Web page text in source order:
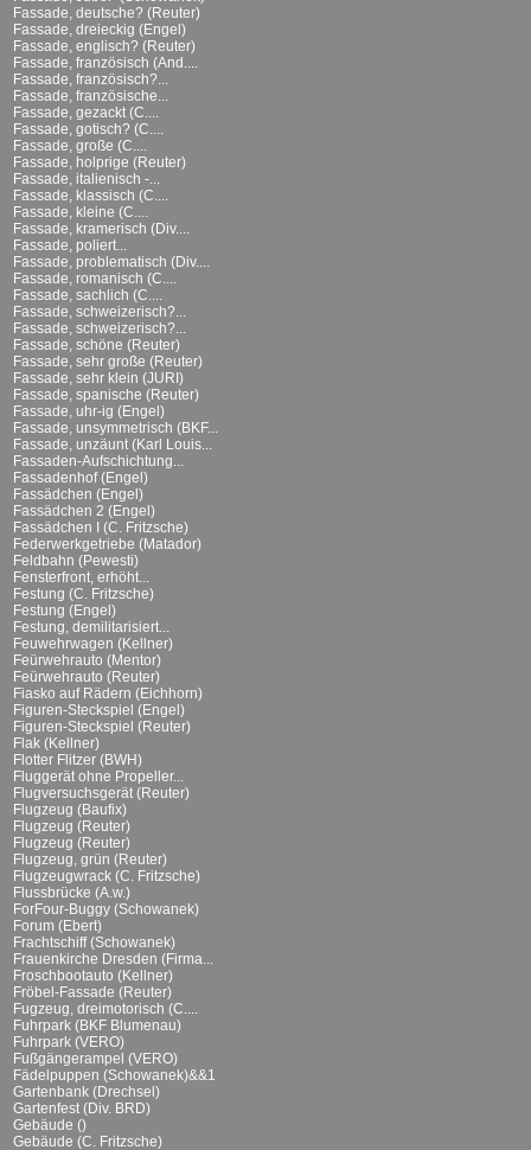
Fassade, deutsche? (Reuter)
Fassade, dreieckig (Engel)
Fassade, englisch? (Reuter)
Fassade, französisch (And....
Fassade, französisch?...
Fassade, französische...
Fassade, gezackt (C....
Fassade, gotisch? (C....
Fassade, große (C....
Fassade, holprige (Reuter)
Fassade, italienisch -...
Fassade, klassisch (C....
Fassade, kleine (C....
Fassade, kramerisch (Div....
Fassade, poliert...
Fassade, problematisch (Div....
Fassade, romanisch (C....
Fassade, sachlich (C....
Fassade, schweizerisch?...
Fassade, schweizerisch?...
Fassade, schöne (Reuter)
Fassade, sehr große (Reuter)
Fassade, sehr klein (JURI)
Fassade, spanische (Reuter)
Fassade, uhr-ig (Engel)
Fassade, unsymmetrisch (BKF...
Fassade, unzäunt (Karl Louis...
Fassaden-Aufschichtung...
Fassadenhof (Engel)
Fassädchen (Engel)
Fassädchen 2 (Engel)
Fassädchen I (C. Fritzsche)
Federwerkgetriebe (Matador)
Feldbahn (Pewesti)
Fensterfront, erhöht...
Festung (C. Fritzsche)
Festung (Engel)
Festung, demilitarisiert...
Feuwehrwagen (Kellner)
Feürwehrauto (Mentor)
Feürwehrauto (Reuter)
Fiasko auf Rädern (Eichhorn)
Figuren-Steckspiel (Engel)
Figuren-Steckspiel (Reuter)
Flak (Kellner)
Flotter Flitzer (BWH)
Fluggerät ohne Propeller...
Flugversuchsgerät (Reuter)
Flugzeug (Baufix)
Flugzeug (Reuter)
Flugzeug (Reuter)
Flugzeug, grün (Reuter)
Flugzeugwrack (C. Fritzsche)
Flussbrücke (A.w.)
ForFour-Buggy (Schowanek)
Forum (Ebert)
Frachtschiff (Schowanek)
Frauenkirche Dresden (Firma...
Froschbootauto (Kellner)
Fröbel-Fassade (Reuter)
Fugzeug, dreimotorisch (C....
Fuhrpark (BKF Blumenau)
Fuhrpark (VERO)
Fußgängerampel (VERO)
Fädelpuppen (Schowanek)&&1
Gartenbank (Drechsel)
Gartenfest (Div. BRD)
Gebäude ()
Gebäude (C. Fritzsche)